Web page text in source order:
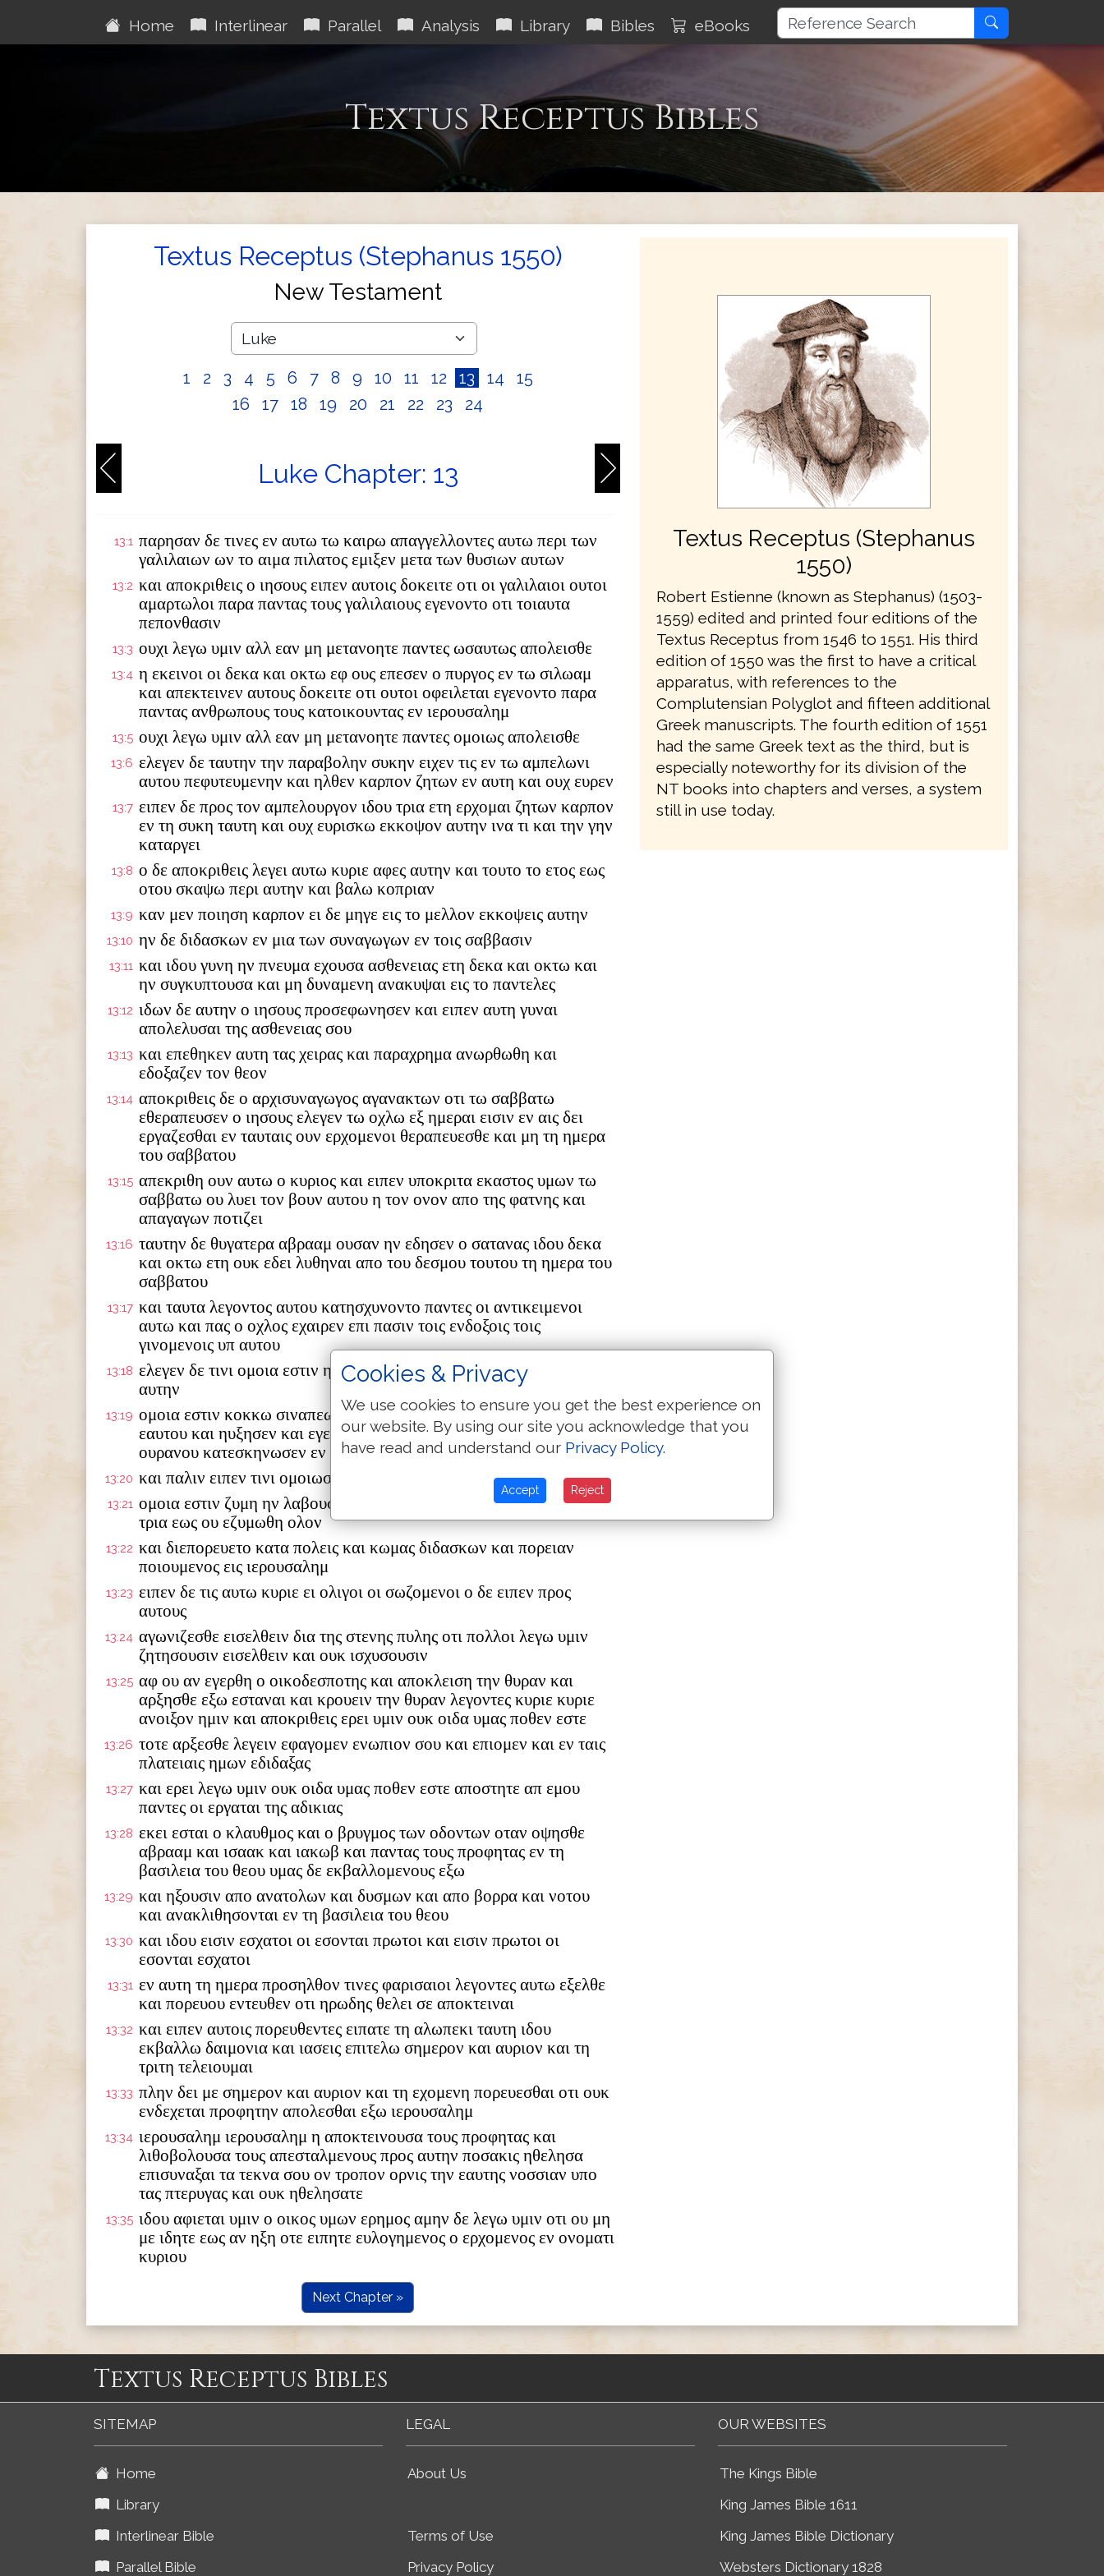
Home Interlinear Parallel Analysis Library Bibles eBooks
Textus Receptus Bibles
Textus Receptus (Stephanus 1550)
New Testament
1 2 3 4 5 6 7 8 9 10 11 12 13 14
15
16
17 18 19 20 21 22 23 24
Luke Chapter: 13
13:1 παρησαν δε τινες εν αυτω τω καιρω απαγγελλοντες αυτω περι των
γαλιλαιων ων το αιμα πιλατος εμιξεν μετα των θυσιων αυτων
13:2 και αποκριθεις ο ιησους ειπεν αυτοις δοκειτε οτι οι γαλιλαιοι ουτοι
αμαρτωλοι παρα παντας τους γαλιλαιους εγενοντο οτι τοιαυτα
πεπονθασιν
13:3 ουχι λεγω υμιν αλλ εαν μη μετανοητε παντες ωσαυτως απολεισθε
13:4 η εκεινοι οι δεκα και οκτω εφ ους επεσεν ο πυργος εν τω σιλωαμ
και απεκτεινεν αυτους δοκειτε οτι ουτοι οφειλεται εγενοντο παρα
παντας ανθρωπους τους κατοικουντας εν ιερουσαλημ
13:5 ουχι λεγω υμιν αλλ εαν μη μετανοητε παντες ομοιως απολεισθε
13:6 ελεγεν δε ταυτην την παραβολην συκην ειχεν τις εν τω αμπελωνι
αυτου πεφυτευμενην και ηλθεν καρπον ζητων εν αυτη και ουχ ευρεν
13:7 ειπεν δε προς τον αμπελουργον ιδου τρια ετη ερχομαι ζητων καρπον
εν τη συκη ταυτη και ουχ ευρισκω εκκοψον αυτην ινα τι και την γην
καταργει
13:8 ο δε αποκριθεις λεγει αυτω κυριε αφες αυτην και τουτο το ετος εως
οτου σκαψω περι αυτην και βαλω κοπριαν
13:9 καν μεν ποιηση καρπον ει δε μηγε εις το μελλον εκκοψεις αυτην
13:10 ην δε διδασκων εν μια των συναγωγων εν τοις σαββασιν
13:11 και ιδου γυνη ην πνευμα εχουσα ασθενειας ετη δεκα και οκτω και
ην συγκυπτουσα και μη δυναμενη ανακυψαι εις το παντελες
13:12 ιδων δε αυτην ο ιησους προσεφωνησεν και ειπεν αυτη γυναι
απολελυσαι της ασθενειας σου
13:13 και επεθηκεν αυτη τας χειρας και παραχρημα ανωρθωθη και
εδοξαζεν τον θεον
13:14 αποκριθεις δε ο αρχισυναγωγος αγανακτων οτι τω σαββατω
εθεραπευσεν ο ιησους ελεγεν τω οχλω εξ ημεραι εισιν εν αις δει
εργαζεσθαι εν ταυταις ουν ερχομενοι θεραπευεσθε και μη τη ημερα
του σαββατου
13:15 απεκριθη ουν αυτω ο κυριος και ειπεν υποκριτα εκαστος υμων τω
σαββατω ου λυει τον βουν αυτου η τον ονον απο της φατνης και
απαγαγων ποτιζει
13:16 ταυτην δε θυγατερα αβρααμ ουσαν ην εδησεν ο σατανας ιδου δεκα
και οκτω ετη ουκ εδει λυθηναι απο του δεσμου τουτου τη ημερα του
σαββατου
13:17 και ταυτα λεγοντος αυτου κατησχυνοντο παντες οι αντικειμενοι
αυτω και πας ο οχλος εχαιρεν επι πασιν τοις ενδοξοις τοις
γινομενοις υπ αυτου
13:18 ελεγεν δε τινι ομοια εστιν η βασιλεια του θεου και τινι ομοιωσω
αυτην
13:19 ομοια εστιν κοκκω σιναπεως ον λαβων ανθρωπος εβαλεν εις κηπον
εαυτου και ηυξησεν και εγενετο εις δενδρον μεγα και τα πετεινα του
ουρανου κατεσκηνωσεν εν τοις κλαδοις αυτου
13:20 και παλιν ειπεν τινι ομοιωσω την βασιλειαν του θεου
13:21 ομοια εστιν ζυμη ην λαβουσα γυνη ενεκρυψεν εις αλευρου σατα
τρια εως ου εζυμωθη ολον
13:22 και διεπορευετο κατα πολεις και κωμας διδασκων και πορειαν
ποιουμενος εις ιερουσαλημ
13:23 ειπεν δε τις αυτω κυριε ει ολιγοι οι σωζομενοι ο δε ειπεν προς
αυτους
13:24 αγωνιζεσθε εισελθειν δια της στενης πυλης οτι πολλοι λεγω υμιν
ζητησουσιν εισελθειν και ουκ ισχυσουσιν
13:25 αφ ου αν εγερθη ο οικοδεσποτης και αποκλειση την θυραν και
αρξησθε εξω εσταναι και κρουειν την θυραν λεγοντες κυριε κυριε
ανοιξον ημιν και αποκριθεις ερει υμιν ουκ οιδα υμας ποθεν εστε
13:26 τοτε αρξεσθε λεγειν εφαγομεν ενωπιον σου και επιομεν και εν ταις
πλατειαις ημων εδιδαξας
13:27 και ερει λεγω υμιν ουκ οιδα υμας ποθεν εστε αποστητε απ εμου
παντες οι εργαται της αδικιας
13:28 εκει εσται ο κλαυθμος και ο βρυγμος των οδοντων οταν οψησθε
αβρααμ και ισαακ και ιακωβ και παντας τους προφητας εν τη
βασιλεια του θεου υμας δε εκβαλλομενους εξω
13:29 και ηξουσιν απο ανατολων και δυσμων και απο βορρα και νοτου
και ανακλιθησονται εν τη βασιλεια του θεου
13:30 και ιδου εισιν εσχατοι οι εσονται πρωτοι και εισιν πρωτοι οι
εσονται εσχατοι
13:31 εν αυτη τη ημερα προσηλθον τινες φαρισαιοι λεγοντες αυτω εξελθε
και πορευου εντευθεν οτι ηρωδης θελει σε αποκτειναι
13:32 και ειπεν αυτοις πορευθεντες ειπατε τη αλωπεκι ταυτη ιδου
εκβαλλω δαιμονια και ιασεις επιτελω σημερον και αυριον και τη
τριτη τελειουμαι
13:33 πλην δει με σημερον και αυριον και τη εχομενη πορευεσθαι οτι ουκ
ενδεχεται προφητην απολεσθαι εξω ιερουσαλημ
13:34 ιερουσαλημ ιερουσαλημ η αποκτεινουσα τους προφητας και
λιθοβολουσα τους απεσταλμενους προς αυτην ποσακις ηθελησα
επισυναξαι τα τεκνα σου ον τροπον ορνις την εαυτης νοσσιαν υπο
τας πτερυγας και ουκ ηθελησατε
13:35 ιδου αφιεται υμιν ο οικος υμων ερημος αμην δε λεγω υμιν οτι ου μη
με ιδητε εως αν ηξη οτε ειπητε ευλογημενος ο ερχομενος εν ονοματι
κυριου
Next Chapter »
Textus Receptus (Stephanus
1550)
Robert Estienne (known as Stephanus) (1503-
1559) edited and printed four editions of the
Textus Receptus from 1546 to 1551. His third
edition of 1550 was the first to have a critical
apparatus, with references to the
Complutensian Polyglot and fifteen additional
Greek manuscripts. The fourth edition of 1551
had the same Greek text as the third, but is
especially noteworthy for its division of the
NT books into chapters and verses, a system
still in use today.
Textus Receptus Bibles
SITEMAP
Home
Library
Interlinear Bible
Parallel Bible
LEGAL
About Us
Terms of Use
Privacy Policy
OUR WEBSITES
The Kings Bible
King James Bible 1611
King James Bible Dictionary
Websters Dictionary 1828
Cookies & Privacy
We use cookies to ensure you get the best experience on
our website. By using our site you acknowledge that you
have read and understand our Privacy Policy.
Accept Reject